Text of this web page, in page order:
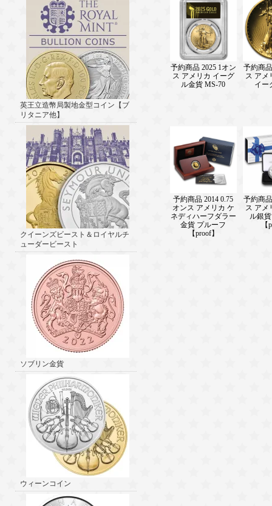
英王立造幣局製地金型コイン【ブ
リタニア他】
クイーンズビースト＆ロイヤルチ
ューダービースト
ソブリン金貨
ウィーンコイン
予約商品 2025 1オン
ス アメリカ イーグ
ル金貨 MS-70
予約商
ス アメ
イー
予約商品 2014 0.75
オンス アメリカ ケ
ネディハーフダラー
金貨 プルーフ
【proof】
予約商
ス アメ
ル銀